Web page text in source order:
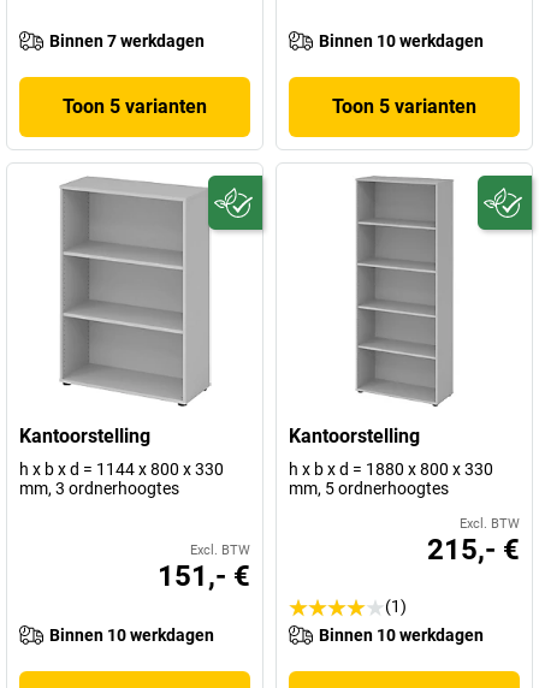
Binnen 7 werkdagen
Toon 5 varianten
Binnen 10 werkdagen
Toon 5 varianten
Kantoorstelling
h x b x d = 1144 x 800 x 330
mm, 3 ordnerhoogtes
Excl. BTW
151,- €
Binnen 10 werkdagen
Kantoorstelling
h x b x d = 1880 x 800 x 330
mm, 5 ordnerhoogtes
Excl. BTW
215,- €
(1)
Binnen 10 werkdagen